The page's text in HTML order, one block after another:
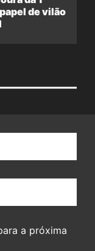
de vilão
a próxima